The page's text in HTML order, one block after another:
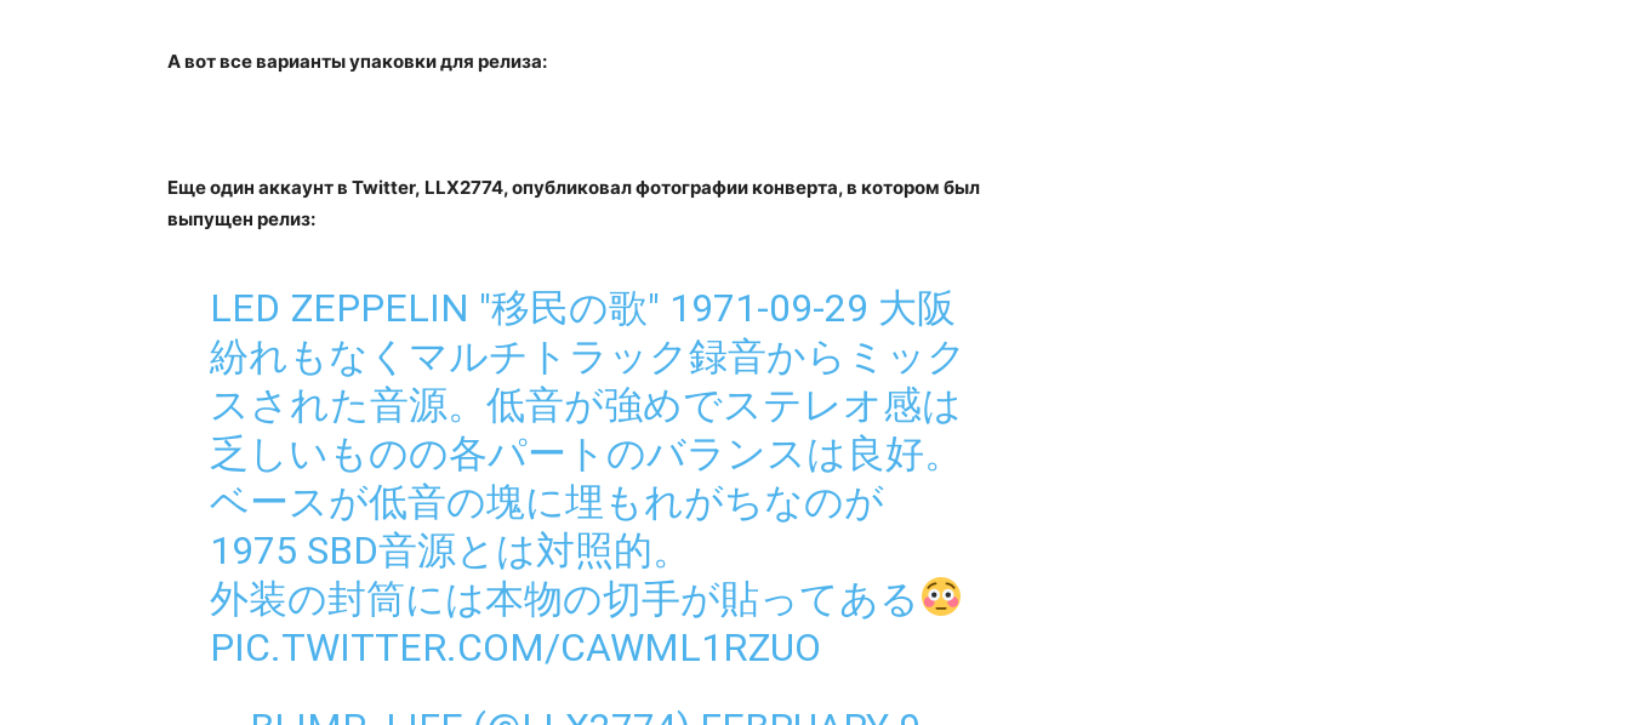
А вот все варианты упаковки для релиза:
Еще один аккаунт в Twitter, LLX2774, опубликовал фотографии конверта, в котором был
выпущен релиз:
LED ZEPPELIN "移民の歌" 1971-09-29 大阪
紛れもなくマルチトラック録音からミック
スされた音源。低音が強めでステレオ感は
乏しいものの各パートのバランスは良好。
ベースが低音の塊に埋もれがちなのが
1975 SBD音源とは対照的。
外装の封筒には本物の切手が貼ってある
PIC.TWITTER.COM/CAWML1RZUO